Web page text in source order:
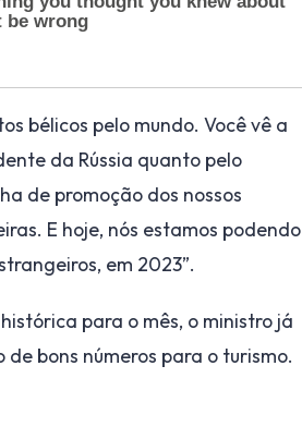
bélicos pelo mundo. Você vê a
da Rússia quanto pelo
de promoção dos nossos
E hoje, nós estamos podendo
em 2023”.
para o mês, o ministro já
bons números para o turismo.